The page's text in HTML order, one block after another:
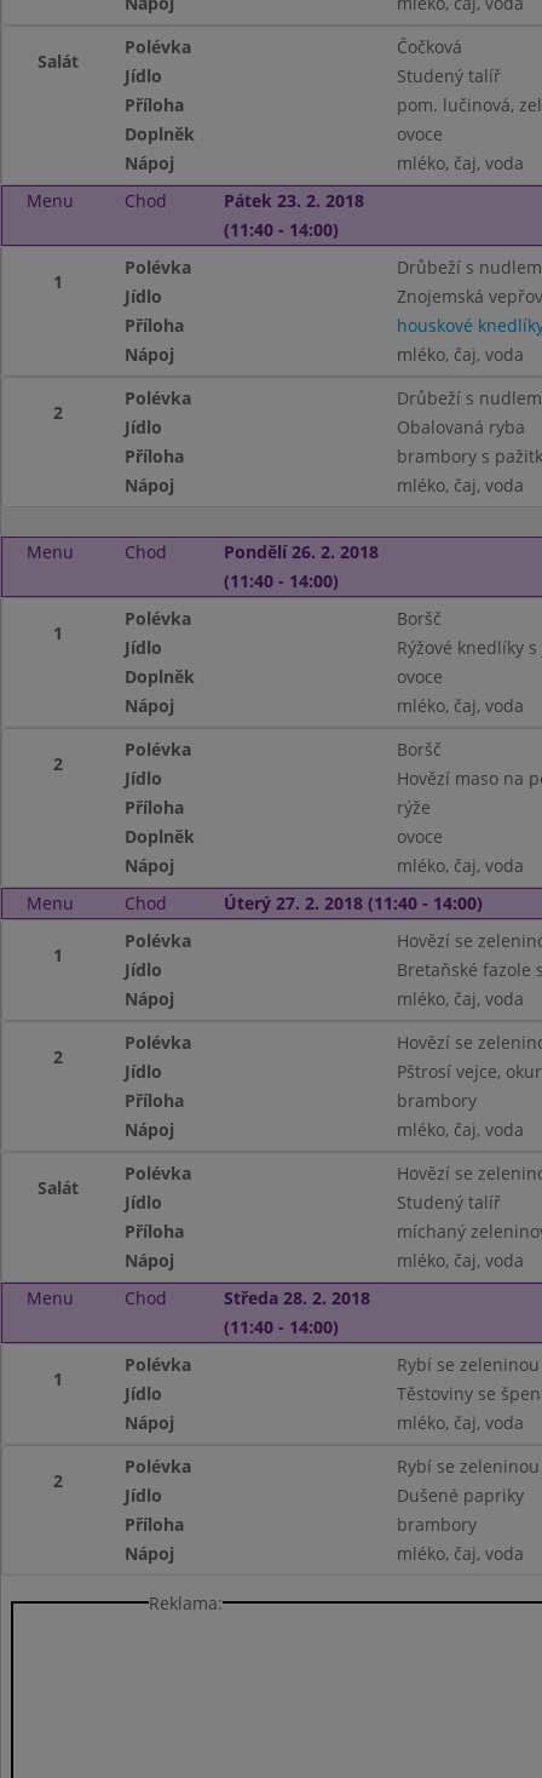
Salát
Polévka
Čočková
Jídlo
Studený talíř
Příloha
pom. lučinová,
Doplněk
ovoce
Nápoj
mléko, čaj, voda
Menu
Chod
Pátek 23. 2. 2018
(11:40 - 14:00)
1
Polévka
Drůbeží s
Jídlo
Znojemská
Příloha
houskové
Nápoj
mléko, čaj, voda
2
Polévka
Drůbeží s
Jídlo
Obalovaná ryba
Příloha
brambory s
Nápoj
mléko, čaj, voda
Menu Chod
Pondělí 26. 2. 2018
(11:40 - 14:00)
1
Polévka
Boršč
Jídlo
Rýžové knedlíky
Doplněk
ovoce
Nápoj
mléko, čaj, voda
2
Polévka
Boršč
Jídlo
Hovězí maso na
Příloha
rýže
Doplněk
ovoce
Nápoj
mléko, čaj, voda
Menu
Chod Úterý 27. 2. 2018 (11:40 - 14:00)
1
Polévka
Hovězí se
Jídlo
Bretaňské fazole
Nápoj
mléko, čaj, voda
2
Polévka
Hovězí se
Jídlo
Pštrosí vejce,
Příloha
brambory
Nápoj
mléko, čaj, voda
Salát
Polévka
Hovězí se
Jídlo
Studený talíř
Příloha
míchaný
Nápoj
mléko, čaj, voda
Menu
Chod
Středa 28. 2. 2018
(11:40 - 14:00)
1
Polévka
Rybí se zeleninou
Jídlo
Těstoviny se
Nápoj
mléko, čaj, voda
2
Polévka
Rybí se zeleninou
Jídlo
Dušené papriky
Příloha
brambory
Nápoj
mléko, čaj, voda
Reklama: